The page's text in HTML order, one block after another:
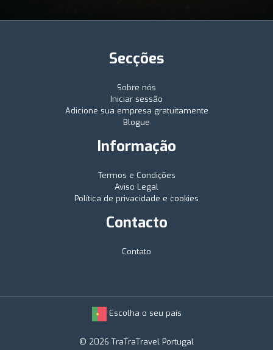
Secções
Sobre nós
Iniciar sessão
Adicione sua empresa gratuitamente
Blogue
Informação
Termos e Condições
Aviso Legal
Política de privacidade e cookies
Contacto
Contato
Escolha o seu país
© 2026 TraTraTravel Portugal